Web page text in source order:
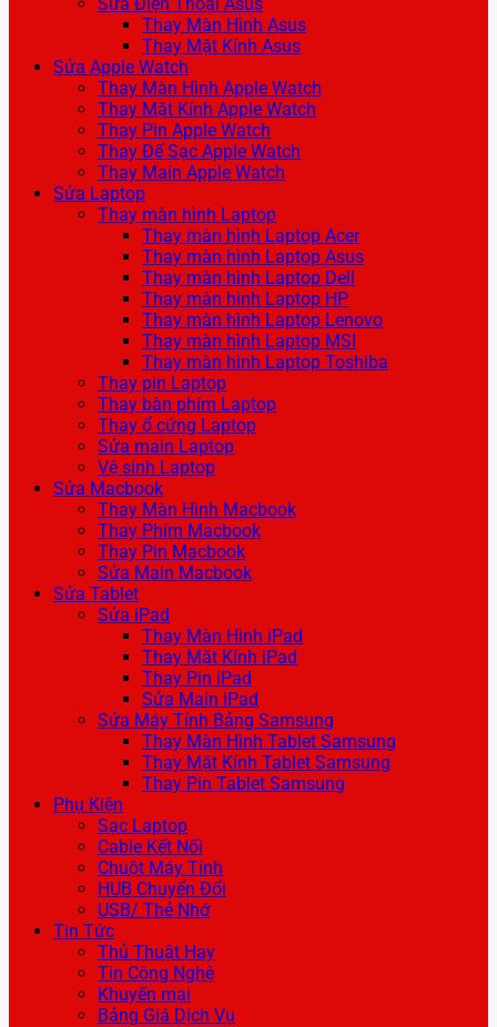
Thay Màn Hình Asus
Thay Mặt Kính Asus
Sửa Apple Watch
Thay Màn Hình Apple Watch
Thay Mặt Kính Apple Watch
Thay Pin Apple Watch
Thay Đế Sạc Apple Watch
Thay Main Apple Watch
Sửa Laptop
Thay màn hình Laptop
Thay màn hình Laptop Acer
Thay màn hình Laptop Asus
Thay màn hình Laptop Dell
Thay màn hình Laptop HP
Thay màn hình Laptop Lenovo
Thay màn hình Laptop MSI
Thay màn hình Laptop Toshiba
Thay pin Laptop
Thay bàn phím Laptop
Thay ổ cứng Laptop
Sửa main Laptop
Vệ sinh Laptop
Sửa Macbook
Thay Màn Hình Macbook
Thay Phím Macbook
Thay Pin Macbook
Sửa Main Macbook
Sửa Tablet
Sửa iPad
Thay Màn Hình iPad
Thay Mặt Kính iPad
Thay Pin iPad
Sửa Main iPad
Sửa Máy Tính Bảng Samsung
Thay Màn Hình Tablet Samsung
Thay Mặt Kính Tablet Samsung
Thay Pin Tablet Samsung
Phụ Kiện
Sạc Laptop
Cable Kết Nối
Chuột Máy Tính
HUB Chuyển Đổi
USB/ Thẻ Nhớ
Tin Tức
Thủ Thuật Hay
Tin Công Nghệ
Khuyến mại
Bảng Giá Dịch Vụ